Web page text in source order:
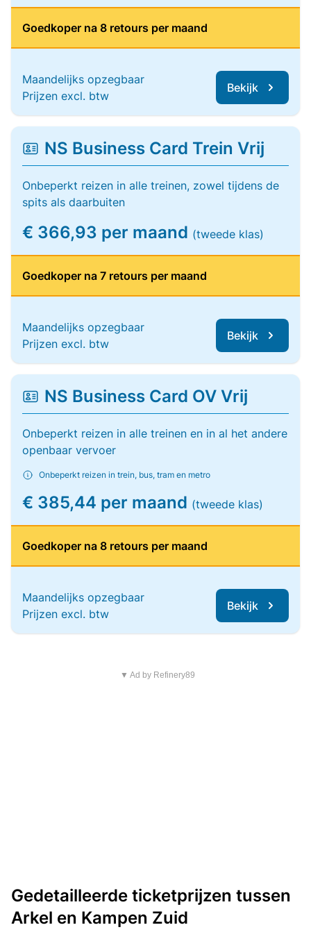
Goedkoper na 8 retours per maand
Maandelijks opzegbaar
Prijzen excl. btw
Bekijk
NS Business Card Trein Vrij
Onbeperkt reizen in alle treinen, zowel tijdens de
spits als daarbuiten
€ 366,93 per maand (tweede klas)
Goedkoper na 7 retours per maand
Maandelijks opzegbaar
Prijzen excl. btw
Bekijk
NS Business Card OV Vrij
Onbeperkt reizen in alle treinen en in al het andere
openbaar vervoer
Onbeperkt reizen in trein, bus, tram en metro
€ 385,44 per maand (tweede klas)
Goedkoper na 8 retours per maand
Maandelijks opzegbaar
Prijzen excl. btw
Bekijk
▼ Ad by Refinery89
Gedetailleerde ticketprijzen tussen
Arkel en Kampen Zuid